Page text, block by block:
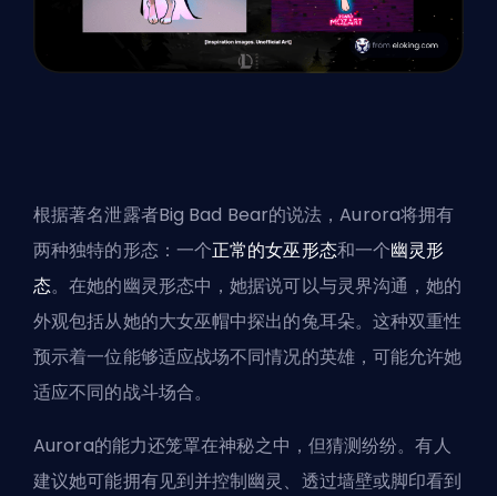
根据著名泄露者Big Bad Bear的说法，Aurora将拥有
两种独特的形态：一个正常的女巫形态和一个幽灵形
态。在她的幽灵形态中，她据说可以与灵界沟通，她的
外观包括从她的大女巫帽中探出的兔耳朵。这种双重性
预示着一位能够适应战场不同情况的英雄，可能允许她
适应不同的战斗场合。
Aurora的能力还笼罩在神秘之中，但猜测纷纷。有人
建议她可能拥有见到并控制幽灵、透过墙壁或脚印看到